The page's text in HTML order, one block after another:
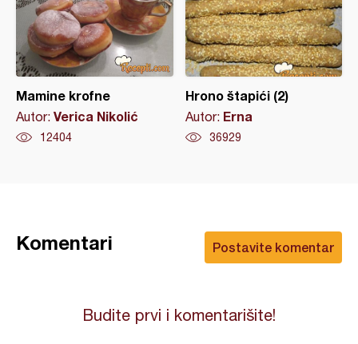
Mamine krofne
Autor: Verica Nikolić
12404
Hrono štapići (2)
Autor: Erna
36929
Postavite komentar
Komentari
Budite prvi i komentarišite!